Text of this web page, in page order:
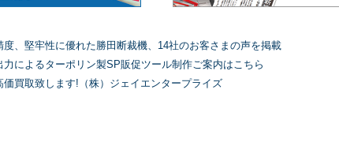
度、堅牢性に優れた勝田断裁機、14社のお客さまの声を掲載
力によるターポリン製SP販促ツール制作ご案内はこちら
価買取致します!（株）ジェイエンタープライズ